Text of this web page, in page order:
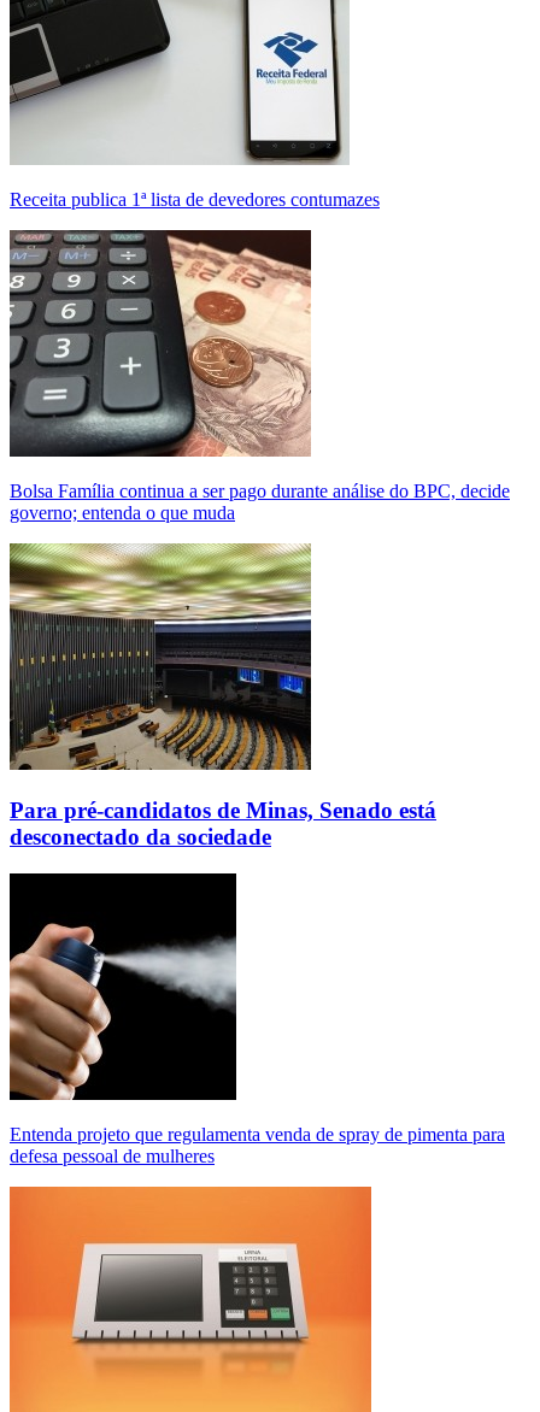
Receita publica 1ª lista de devedores contumazes
Bolsa Família continua a ser pago durante análise do BPC, decide
governo; entenda o que muda
Para pré-candidatos de Minas, Senado está
desconectado da sociedade
Entenda projeto que regulamenta venda de spray de pimenta para
defesa pessoal de mulheres